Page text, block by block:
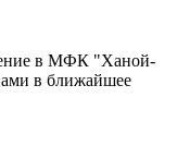
в МФК "Ханой-
в ближайшее